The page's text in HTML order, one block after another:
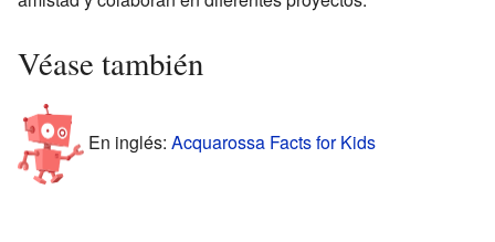
Véase también
En inglés: Acquarossa Facts for Kids